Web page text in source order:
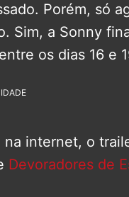
Porém, só
Sim, a Sonny
os dias 16 e
internet, o
Devoradores de